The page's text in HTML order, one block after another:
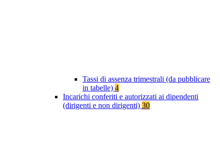
Tassi di assenza trimestrali (da pubblicare
in tabelle) 4
Incarichi conferiti e autorizzati ai dipendenti
(dirigenti e non dirigenti) 30